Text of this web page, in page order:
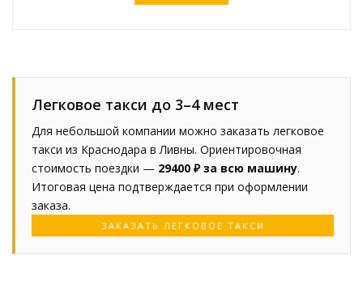
Легковое такси до 3–4 мест
Для небольшой компании можно заказать легковое
такси из Краснодара в Ливны. Ориентировочная
стоимость поездки — 29400 ₽ за всю машину.
Итоговая цена подтверждается при оформлении
заказа.
ЗАКАЗАТЬ ЛЕГКОВОЕ ТАКСИ